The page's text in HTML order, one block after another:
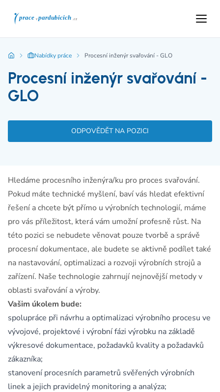
Nabídky práce Procesní inženýr svařování - GLO
Procesní inženýr svařování -
GLO
ODPOVĚDĚT NA POZICI
Hledáme procesního inženýra/ku pro proces svařování.
Pokud máte technické myšlení, baví vás hledat efektivní
řešení a chcete být přímo u výrobních technologií, máme
pro vás příležitost, která vám umožní profesně růst. Na
této pozici se nebudete věnovat pouze tvorbě a správě
procesní dokumentace, ale budete se aktivně podílet také
na nastavování, optimalizaci a rozvoji výrobních strojů a
zařízení. Naše technologie zahrnují nejnovější metody v
oblasti svařování a výroby.
Vašim úkolem bude:
spolupráce při návrhu a optimalizaci výrobního procesu ve
vývojové, projektové i výrobní fázi výrobku na základě
výkresové dokumentace, požadavků kvality a požadavků
zákazníka;
stanovení procesních parametrů svěřených výrobních
linek a jejich pravidelný monitoring a analýza;